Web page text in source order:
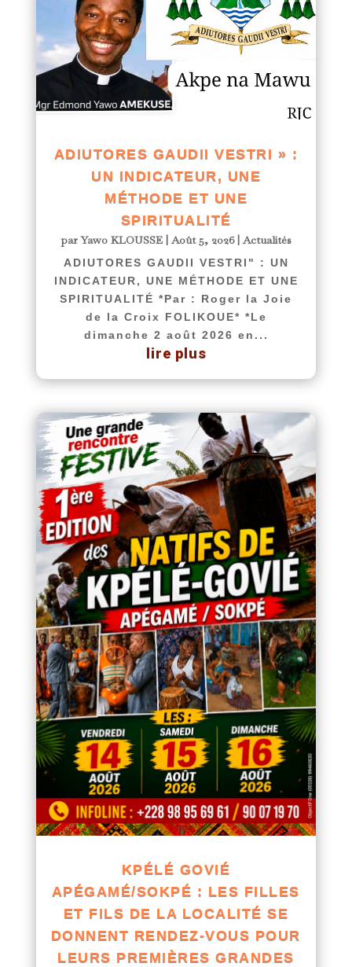
ADIUTORES GAUDII VESTRI » :
UN INDICATEUR, UNE
MÉTHODE ET UNE
SPIRITUALITÉ
parYawo KLOUSSE|Août 5, 2026|Actualités
ADIUTORES GAUDII VESTRI" : UN
INDICATEUR, UNE MÉTHODE ET UNE
SPIRITUALITÉ *Par : Roger la Joie
de la Croix FOLIKOUE* *Le
dimanche 2 août 2026 en...
lire plus
KPÉLÉ GOVIÉ
APÉGAMÉ/SOKPÉ : LES FILLES
ET FILS DE LA LOCALITÉ SE
DONNENT RENDEZ-VOUS POUR
LEURS PREMIÈRES GRANDES